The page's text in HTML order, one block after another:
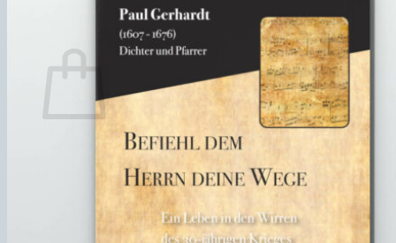
Español
Es befinden sich keine Produkte im Warenkorb.
Zurück zum Shop